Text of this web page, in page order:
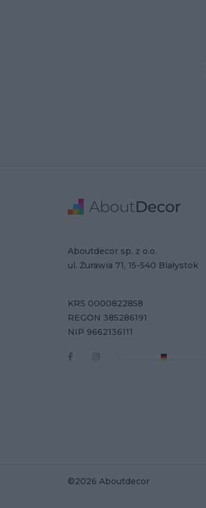
Adres
Aboutdecor sp. z o.o.
ul. Żurawia 71, 15-540 Białystok
Dane Firmy
KRS 0000822858
REGON 385286191
NIP 9662136111
©2026 Aboutdecor